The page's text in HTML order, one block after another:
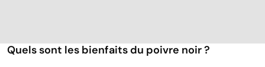
Quels sont les bienfaits du poivre noir ?